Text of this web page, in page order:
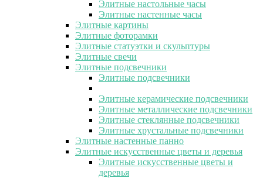
Элитные настольные часы
Элитные настенные часы
Элитные картины
Элитные фоторамки
Элитные статуэтки и скульптуры
Элитные свечи
Элитные подсвечники
Элитные подсвечники
Элитные керамические подсвечники
Элитные металлические подсвечники
Элитные стеклянные подсвечники
Элитные хрустальные подсвечники
Элитные настенные панно
Элитные искусственные цветы и деревья
Элитные искусственные цветы и
деревья